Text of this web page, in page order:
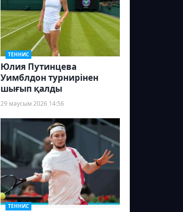
ТЕННИС
Юлия Путинцева
Уимблдон турнирінен
шығып қалды
29 маусым 2026 14:56
ТЕННИС